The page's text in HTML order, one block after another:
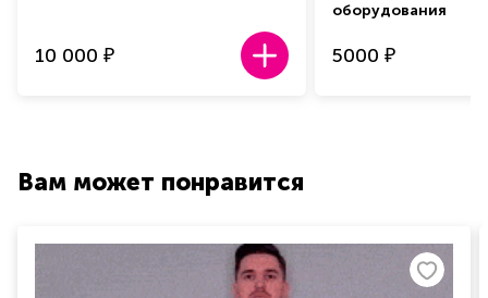
10 000 ₽
оборудования
5000 ₽
Вам может понравится